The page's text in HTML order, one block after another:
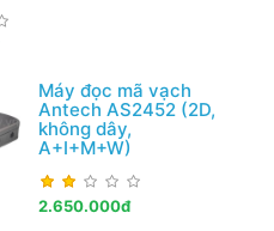
Máy đọc mã vạch
Antech AS2452 (2D,
không dây,
A+I+M+W)
2.650.000đ